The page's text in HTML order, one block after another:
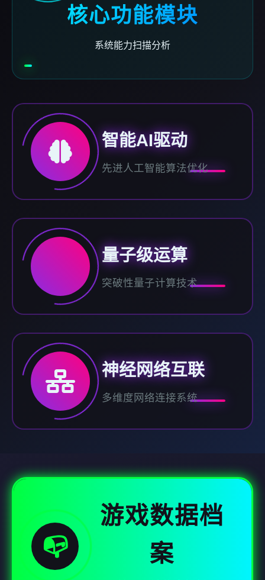
核心功能模块
系统能力扫描分析
智能AI驱动
先进人工智能算法优化
量子级运算
突破性量子计算技术
神经网络互联
多维度网络连接系统
📭
游戏数据档
案